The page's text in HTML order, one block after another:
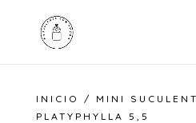
INICIO / MINI
PLATYPHYLLA 5,5